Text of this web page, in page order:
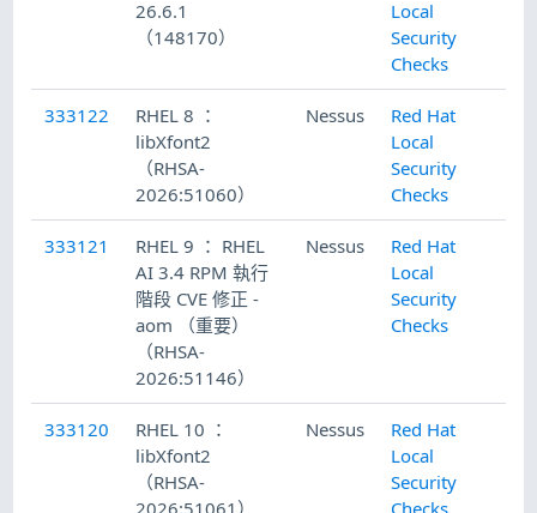
26.6.1
（148170）
Local
Security
Checks
333122
RHEL 8 ：
libXfont2
（RHSA-
2026:51060）
Nessus
Red Hat
Local
Security
Checks
333121
RHEL 9 ： RHEL
AI 3.4 RPM 執行
階段 CVE 修正 -
aom （重要）
（RHSA-
2026:51146）
Nessus
Red Hat
Local
Security
Checks
333120
RHEL 10 ：
libXfont2
（RHSA-
2026:51061）
Nessus
Red Hat
Local
Security
Checks